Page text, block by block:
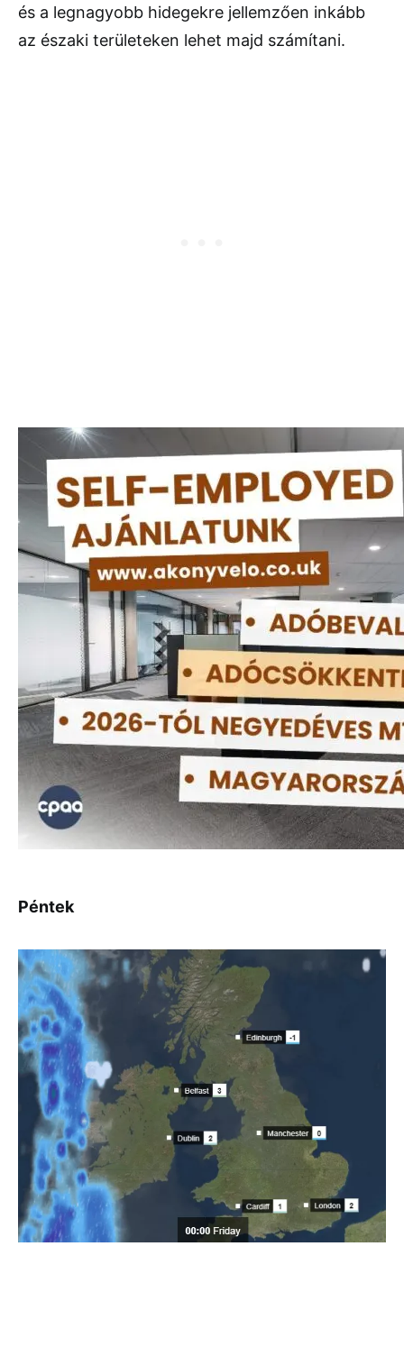
és a legnagyobb hidegekre jellemzően inkább
az északi területeken lehet majd számítani.
Péntek